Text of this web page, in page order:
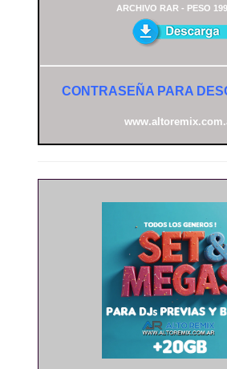
ARCHIVO RAR - PESO
CONTRASEÑA PARA